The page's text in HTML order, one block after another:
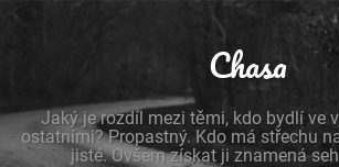
Chasa
Jaký je rozdíl mezi těmi, kdo bydlí ve
ostatními? Propastný. Kdo má střechu
jisté. Ovšem získat ji znamená